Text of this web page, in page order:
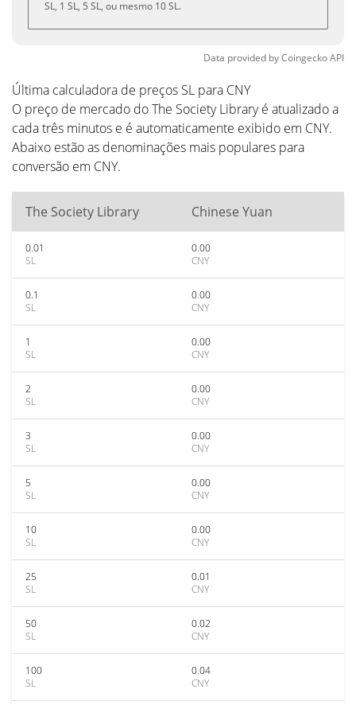
SL, 1 SL, 5 SL, ou mesmo 10 SL.
Data provided byCoingeckoAPI
Última calculadora de preços SL para CNY
O preço de mercado do The Society Library é atualizado a
cada três minutos e é automaticamente exibido em CNY.
Abaixo estão as denominações mais populares para
conversão em CNY.
The Society Library Chinese Yuan
0.01
SL
0.00
CNY
0.1
SL
0.00
CNY
1
SL
0.00
CNY
2
SL
0.00
CNY
3
SL
0.00
CNY
5
SL
0.00
CNY
10
SL
0.00
CNY
25
SL
0.01
CNY
50
SL
0.02
CNY
100
SL
0.04
CNY